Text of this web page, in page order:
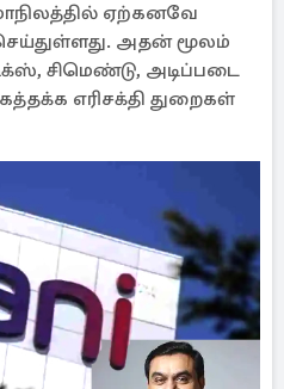
ஏற்கனவே
செய்துள்ளது. அதன் மூலம்
சிமெண்டு, அடிப்படை
எரிசக்தி துறைகள்